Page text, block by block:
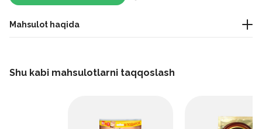
Mahsulot haqida
Shu kabi mahsulotlarni taqqoslash